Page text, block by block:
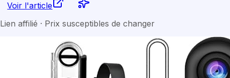
Voir l'article
Lien affilié · Prix susceptibles de changer